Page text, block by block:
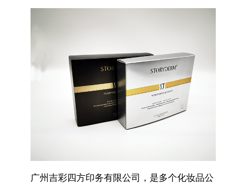
广州吉彩四方印务有限公司，是多个化妆品公